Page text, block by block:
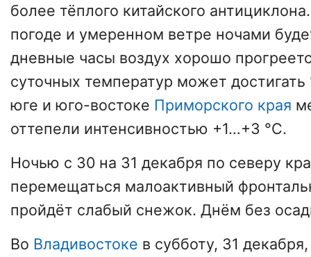
более тёплого китайского
погоде и умеренном ветре ночами
дневные часы воздух хорошо
суточных температур может достигать
юге и юго-востоке Приморского края
оттепели интенсивностью +1…+3 °С.
Ночью с 30 на 31 декабря по северу
перемещаться малоактивный
пройдёт слабый снежок. Днём без
Во Владивостоке в субботу, 31